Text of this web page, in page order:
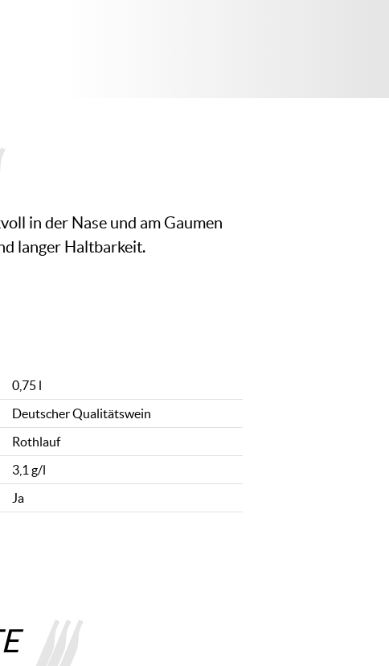
in der Nase und am Gaumen
langer Haltbarkeit.
0,75 l
Deutscher Qualitätswein
Rothlauf
3,1 g/l
Ja